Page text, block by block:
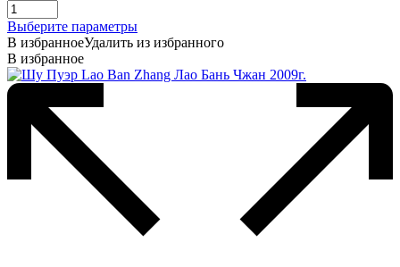
Выберите параметрыЭтот
товар
несколько
В избранноеУдалить из избранного
В избранное